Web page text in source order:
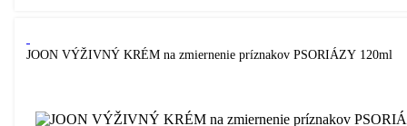
JOON VÝŽIVNÝ KRÉM na zmiernenie príznakov PSORIÁZY 120ml